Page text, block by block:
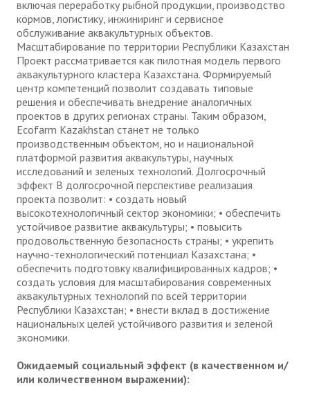
включая переработку рыбной продукции, производство
кормов, логистику, инжиниринг и сервисное
обслуживание аквакультурных объектов.
Масштабирование по территории Республики Казахстан
Проект рассматривается как пилотная модель первого
аквакультурного кластера Казахстана. Формируемый
центр компетенций позволит создавать типовые
решения и обеспечивать внедрение аналогичных
проектов в других регионах страны. Таким образом,
Ecofarm Kazakhstan станет не только
производственным объектом, но и национальной
платформой развития аквакультуры, научных
исследований и зеленых технологий. Долгосрочный
эффект В долгосрочной перспективе реализация
проекта позволит: • создать новый
высокотехнологичный сектор экономики; • обеспечить
устойчивое развитие аквакультуры; • повысить
продовольственную безопасность страны; • укрепить
научно-технологический потенциал Казахстана; •
обеспечить подготовку квалифицированных кадров; •
создать условия для масштабирования современных
аквакультурных технологий по всей территории
Республики Казахстан; • внести вклад в достижение
национальных целей устойчивого развития и зеленой
экономики.
Ожидаемый социальный эффект (в качественном и/
или количественном выражении):